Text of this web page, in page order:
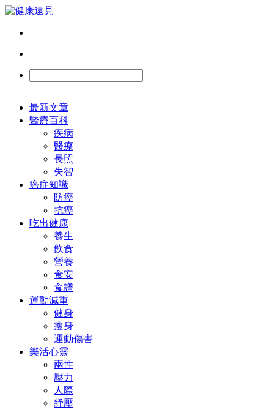
最新文章
醫療百科
疾病
醫療
長照
失智
癌症知識
防癌
抗癌
吃出健康
養生
飲食
營養
食安
食譜
運動減重
健身
瘦身
運動傷害
樂活心靈
兩性
壓力
人際
紓壓